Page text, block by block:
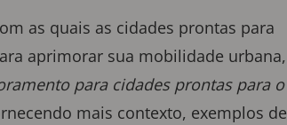
as quais as cidades prontas para
aprimorar sua mobilidade urbana,
para cidades prontas para o
mais contexto, exemplos de